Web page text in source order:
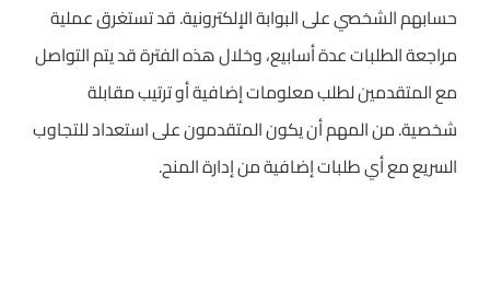
حسابهم الشخصي على البوابة الإلكترونية. قد تستغرق عملية
مراجعة الطلبات عدة أسابيع، وخلال هذه الفترة قد يتم التواصل
مع المتقدمين لطلب معلومات إضافية أو ترتيب مقابلة
شخصية. من المهم أن يكون المتقدمون على استعداد للتجاوب
السريع مع أي طلبات إضافية من إدارة المنح.